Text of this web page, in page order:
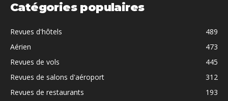
Catégories populaires
Revues d'hôtels
489
Aérien
473
Revues de vols
445
Revues de salons d'aéroport
312
Revues de restaurants
193